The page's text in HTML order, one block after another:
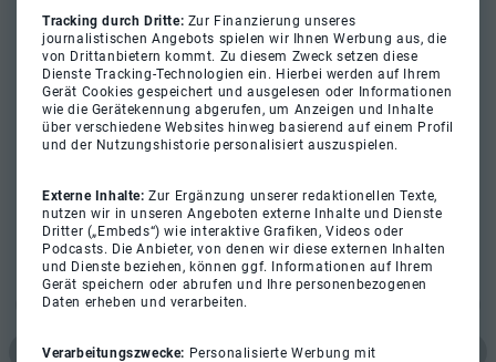
Tracking durch Dritte: Zur Finanzierung unseres
journalistischen Angebots spielen wir Ihnen Werbung aus, die
von Drittanbietern kommt. Zu diesem Zweck setzen diese
Dienste Tracking-Technologien ein. Hierbei werden auf Ihrem
Gerät Cookies gespeichert und ausgelesen oder Informationen
wie die Gerätekennung abgerufen, um Anzeigen und Inhalte
über verschiedene Websites hinweg basierend auf einem Profil
und der Nutzungshistorie personalisiert auszuspielen.
Externe Inhalte:Zur Ergänzung unserer redaktionellen Texte,
nutzen wir in unseren Angeboten externe Inhalte und Dienste
Dritter („Embeds“) wie interaktive Grafiken, Videos oder
Podcasts. Die Anbieter, von denen wir diese externen Inhalten
und Dienste beziehen, können ggf. Informationen auf Ihrem
Gerät speichern oder abrufen und Ihre personenbezogenen
Daten erheben und verarbeiten.
Verarbeitungszwecke: Personalisierte Werbung mit